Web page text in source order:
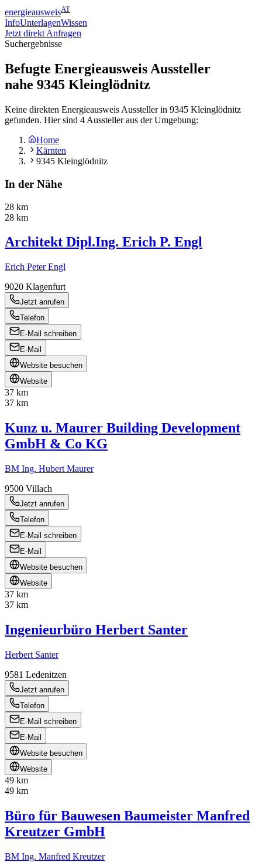
energieausweisAT
InfoUnterlagenWissen
Jetzt direkt Anfragen
Suchergebnisse
Befugte Energieausweis Aussteller
nahe 9345 Kleinglödnitz
Keine direkten Energieausweis Aussteller in 9345 Kleinglödnitz
gefunden. Hier sind 4 Aussteller aus der Umgebung:
Home
Kärnten
9345 Kleinglödnitz
In der Nähe
28 km
28 km
Architekt Dipl.Ing. Erich P. Engl
Erich Peter Engl
9020 Klagenfurt
Jetzt anrufen
Telefon
E-Mail schreiben
E-Mail
Website besuchen
Website
37 km
37 km
Kunz u. Maurer Building Development
GmbH & Co KG
BM Ing. Hubert Maurer
9500 Villach
Jetzt anrufen
Telefon
E-Mail schreiben
E-Mail
Website besuchen
Website
37 km
37 km
Ingenieurbüro Herbert Santer
Herbert Santer
9581 Ledenitzen
Jetzt anrufen
Telefon
E-Mail schreiben
E-Mail
Website besuchen
Website
49 km
49 km
Büro für Bauwesen Baumeister Manfred
Kreutzer GmbH
BM Ing. Manfred Kreutzer